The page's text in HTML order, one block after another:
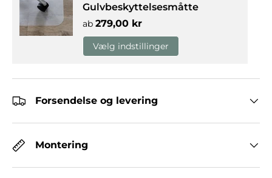
Gulvbeskyttelsesmåtte
ab Normalpris
279,00 kr
Vælg indstillinger
Forsendelse og levering
Montering